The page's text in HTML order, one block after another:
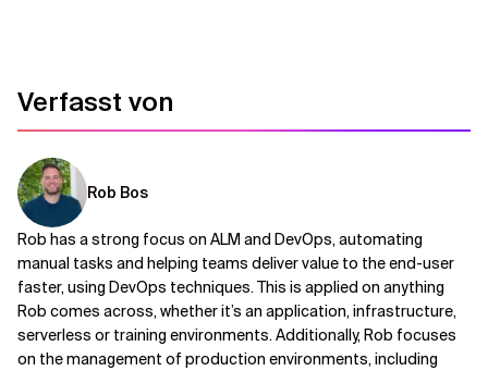
Verfasst von
Rob Bos
Rob has a strong focus on ALM and DevOps, automating
manual tasks and helping teams deliver value to the end-user
faster, using DevOps techniques. This is applied on anything
Rob comes across, whether it’s an application, infrastructure,
serverless or training environments. Additionally, Rob focuses
on the management of production environments, including